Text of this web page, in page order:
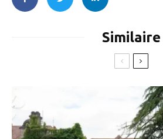
Similaire